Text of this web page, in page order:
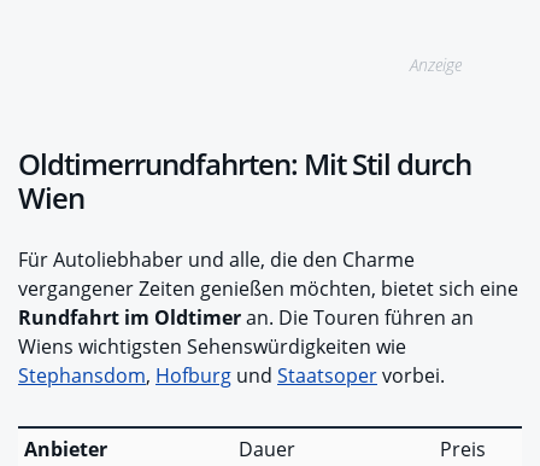
Anzeige
Oldtimerrundfahrten: Mit Stil durch
Wien
Für Autoliebhaber und alle, die den Charme
vergangener Zeiten genießen möchten, bietet sich eine
Rundfahrt im Oldtimeran. Die Touren führen an
Wiens wichtigsten Sehenswürdigkeiten wie
Stephansdom, Hofburg und Staatsopervorbei.
Anbieter Dauer
Preis